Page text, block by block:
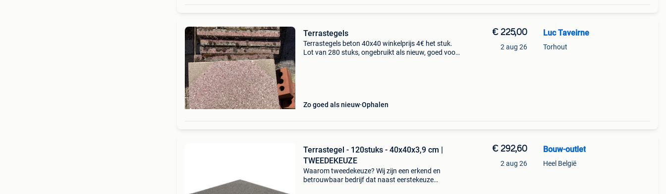
Terrastegels
Terrastegels beton 40x40 winkelprijs 4€ het stuk.
Lot van 280 stuks, ongebruikt als nieuw, goed voor
Zo goed als nieuw Ophalen
€ 225,00
2 aug 26
Luc Taveirne
Torhout
Terrastegel - 120stuks - 40x40x3,9 cm |
TWEEDEKEUZE
Waarom tweedekeuze? Wij zijn een erkend en
betrouwbaar bedrijf dat naast eerstekeuze
€ 292,60
2 aug 26
Bouw-outlet
Heel België